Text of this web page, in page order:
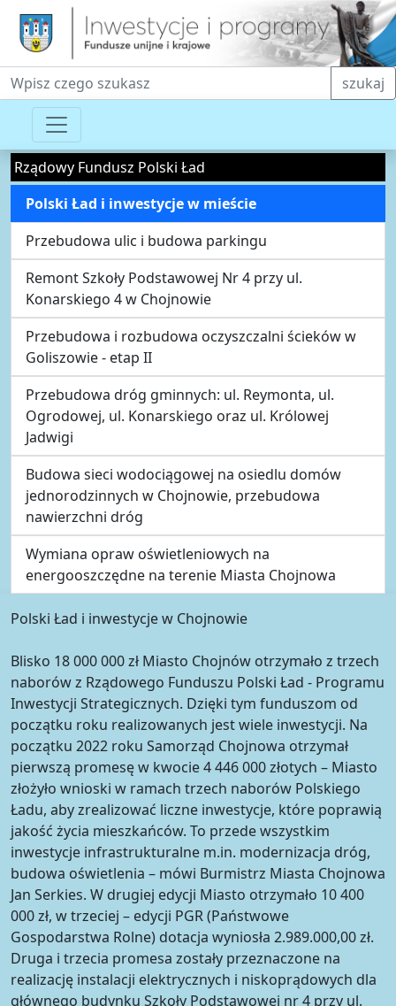
Fraza do wyszukiwania szukaj
Rządowy Fundusz Polski Ład
Polski Ład i inwestycje w mieście
Przebudowa ulic i budowa parkingu
Remont Szkoły Podstawowej Nr 4 przy ul.
Konarskiego 4 w Chojnowie
Przebudowa i rozbudowa oczyszczalni ścieków w
Goliszowie - etap II
Przebudowa dróg gminnych: ul. Reymonta, ul.
Ogrodowej, ul. Konarskiego oraz ul. Królowej
Jadwigi
Budowa sieci wodociągowej na osiedlu domów
jednorodzinnych w Chojnowie, przebudowa
nawierzchni dróg
Wymiana opraw oświetleniowych na
energooszczędne na terenie Miasta Chojnowa
Polski Ład i inwestycje w Chojnowie
Blisko 18 000 000 zł Miasto Chojnów otrzymało z trzech
naborów z Rządowego Funduszu Polski Ład - Programu
Inwestycji Strategicznych. Dzięki tym funduszom od
początku roku realizowanych jest wiele inwestycji. Na
początku 2022 roku Samorząd Chojnowa otrzymał
pierwszą promesę w kwocie 4 446 000 złotych – Miasto
złożyło wnioski w ramach trzech naborów Polskiego
Ładu, aby zrealizować liczne inwestycje, które poprawią
jakość życia mieszkańców. To przede wszystkim
inwestycje infrastrukturalne m.in. modernizacja dróg,
budowa oświetlenia – mówi Burmistrz Miasta Chojnowa
Jan Serkies. W drugiej edycji Miasto otrzymało 10 400
000 zł, w trzeciej – edycji PGR (Państwowe
Gospodarstwa Rolne) dotacja wyniosła 2.989.000,00 zł.
Druga i trzecia promesa zostały przeznaczone na
realizację instalacji elektrycznych i niskoprądowych dla
głównego budynku Szkoły Podstawowej nr 4 przy ul.